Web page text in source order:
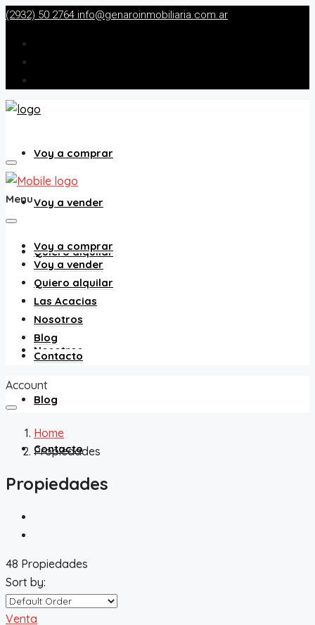
(2932) 50 2764 info@genaroinmobiliaria.com.ar
Voy a comprar
Voy a vender
Quiero alquilar
Las Acacias
Nosotros
Blog
Contacto
Menu
Voy a comprar
Voy a vender
Quiero alquilar
Las Acacias
Nosotros
Blog
Contacto
Account
Home
Propiedades
Propiedades
48 Propiedades
Sort by:
Venta